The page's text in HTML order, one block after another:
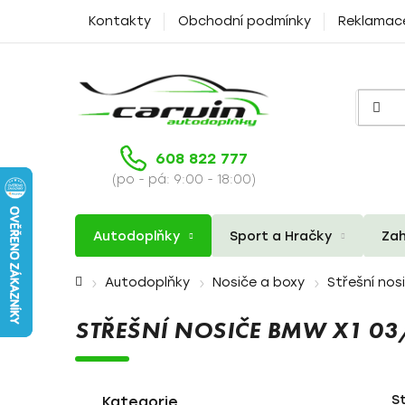
Kontakty Obchodní podmínky
608 822 777
(po - pá: 9:00 - 18:00)
Autodoplňky Sport a Hračky
Domů Autodoplňky Nosiče a boxy Střešní
STŘEŠNÍ NOSIČE BMW X1